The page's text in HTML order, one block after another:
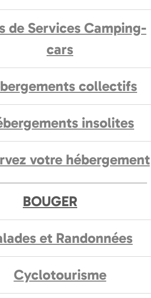
de Services Camping-
cars
collectifs
insolites
votre hébergement
BOUGER
et Randonnées
Cyclotourisme